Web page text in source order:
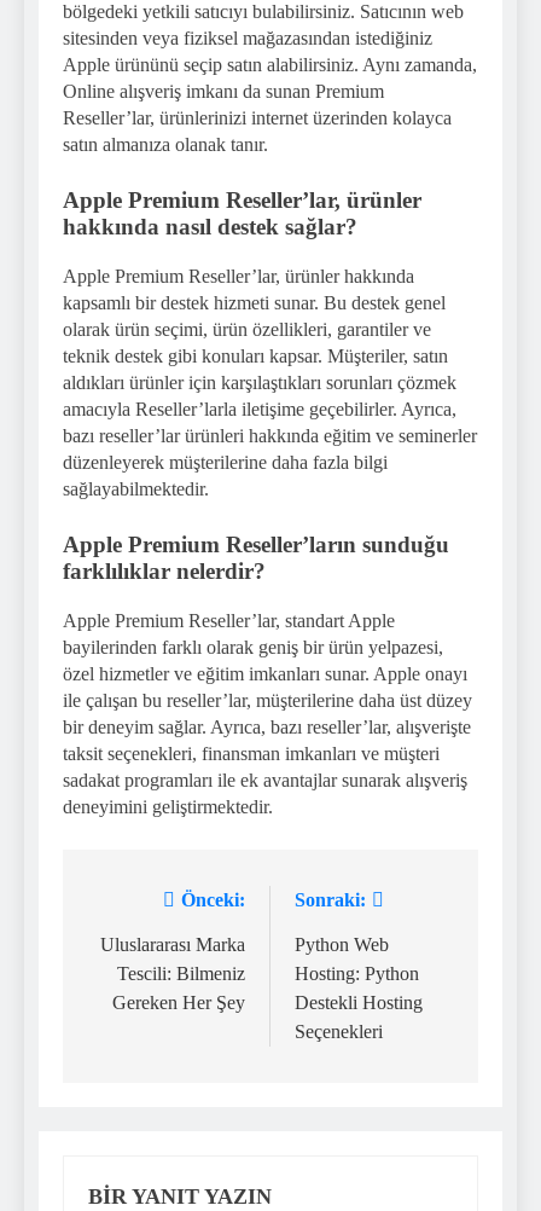
bölgedeki yetkili satıcıyı bulabilirsiniz. Satıcının web
sitesinden veya fiziksel mağazasından istediğiniz
Apple ürününü seçip satın alabilirsiniz. Aynı zamanda,
Online alışveriş imkanı da sunan Premium
Reseller’lar, ürünlerinizi internet üzerinden kolayca
satın almanıza olanak tanır.
Apple Premium Reseller’lar, ürünler
hakkında nasıl destek sağlar?
Apple Premium Reseller’lar, ürünler hakkında
kapsamlı bir destek hizmeti sunar. Bu destek genel
olarak ürün seçimi, ürün özellikleri, garantiler ve
teknik destek gibi konuları kapsar. Müşteriler, satın
aldıkları ürünler için karşılaştıkları sorunları çözmek
amacıyla Reseller’larla iletişime geçebilirler. Ayrıca,
bazı reseller’lar ürünleri hakkında eğitim ve seminerler
düzenleyerek müşterilerine daha fazla bilgi
sağlayabilmektedir.
Apple Premium Reseller’ların sunduğu
farklılıklar nelerdir?
Apple Premium Reseller’lar, standart Apple
bayilerinden farklı olarak geniş bir ürün yelpazesi,
özel hizmetler ve eğitim imkanları sunar. Apple onayı
ile çalışan bu reseller’lar, müşterilerine daha üst düzey
bir deneyim sağlar. Ayrıca, bazı reseller’lar, alışverişte
taksit seçenekleri, finansman imkanları ve müşteri
sadakat programları ile ek avantajlar sunarak alışveriş
deneyimini geliştirmektedir.
gezinmesi
Önceki:
Uluslararası Marka
Tescili: Bilmeniz
Gereken Her Şey
Sonraki:
Python Web
Hosting: Python
Destekli Hosting
Seçenekleri
BIR YANIT YAZIN